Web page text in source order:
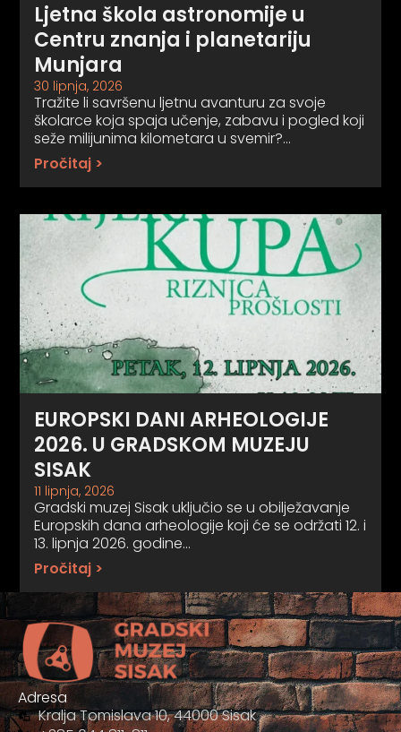
Ljetna škola astronomije u
Centru znanja i planetariju
Munjara
30 lipnja, 2026
Tražite li savršenu ljetnu avanturu za svoje
školarce koja spaja učenje, zabavu i pogled koji
seže milijunima kilometara u svemir?…
Pročitaj >
EUROPSKI DANI ARHEOLOGIJE
2026. U GRADSKOM MUZEJU
SISAK
11 lipnja, 2026
Gradski muzej Sisak uključio se u obilježavanje
Europskih dana arheologije koji će se održati 12. i
13. lipnja 2026. godine…
Pročitaj >
Adresa
Kralja Tomislava 10, 44000 Sisak